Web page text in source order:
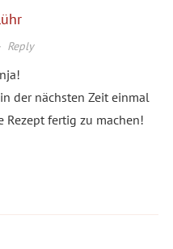
Reply
der nächsten Zeit einmal
fertig zu machen!